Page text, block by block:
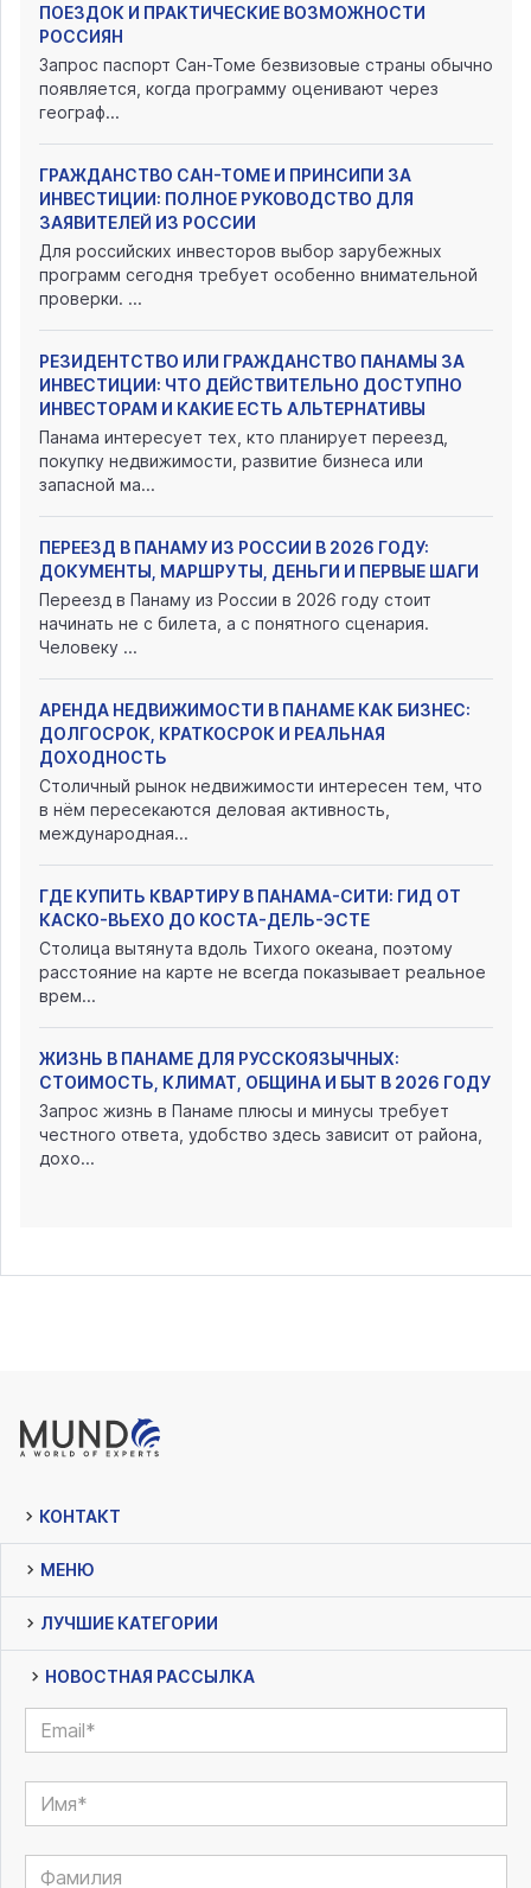
ПОЕЗДОК И ПРАКТИЧЕСКИЕ ВОЗМОЖНОСТИ
РОССИЯН
Запрос паспорт Сан-Томе безвизовые страны обычно
появляется, когда программу оценивают через
географ...
ГРАЖДАНСТВО САН-ТОМЕ И ПРИНСИПИ ЗА
ИНВЕСТИЦИИ: ПОЛНОЕ РУКОВОДСТВО ДЛЯ
ЗАЯВИТЕЛЕЙ ИЗ РОССИИ
Для российских инвесторов выбор зарубежных
программ сегодня требует особенно внимательной
проверки. ...
РЕЗИДЕНТСТВО ИЛИ ГРАЖДАНСТВО ПАНАМЫ ЗА
ИНВЕСТИЦИИ: ЧТО ДЕЙСТВИТЕЛЬНО ДОСТУПНО
ИНВЕСТОРАМ И КАКИЕ ЕСТЬ АЛЬТЕРНАТИВЫ
Панама интересует тех, кто планирует переезд,
покупку недвижимости, развитие бизнеса или
запасной ма...
ПЕРЕЕЗД В ПАНАМУ ИЗ РОССИИ В 2026 ГОДУ:
ДОКУМЕНТЫ, МАРШРУТЫ, ДЕНЬГИ И ПЕРВЫЕ ШАГИ
Переезд в Панаму из России в 2026 году стоит
начинать не с билета, а с понятного сценария.
Человеку ...
АРЕНДА НЕДВИЖИМОСТИ В ПАНАМЕ КАК БИЗНЕС:
ДОЛГОСРОК, КРАТКОСРОК И РЕАЛЬНАЯ
ДОХОДНОСТЬ
Столичный рынок недвижимости интересен тем, что
в нём пересекаются деловая активность,
международная...
ГДЕ КУПИТЬ КВАРТИРУ В ПАНАМА-СИТИ: ГИД ОТ
КАСКО-ВЬЕХО ДО КОСТА-ДЕЛЬ-ЭСТЕ
Столица вытянута вдоль Тихого океана, поэтому
расстояние на карте не всегда показывает реальное
врем...
ЖИЗНЬ В ПАНАМЕ ДЛЯ РУССКОЯЗЫЧНЫХ:
СТОИМОСТЬ, КЛИМАТ, ОБЩИНА И БЫТ В 2026 ГОДУ
Запрос жизнь в Панаме плюсы и минусы требует
честного ответа, удобство здесь зависит от района,
дохо...
КОНТАКТ
МЕНЮ
ЛУЧШИЕ КАТЕГОРИИ
НОВОСТНАЯ РАССЫЛКА